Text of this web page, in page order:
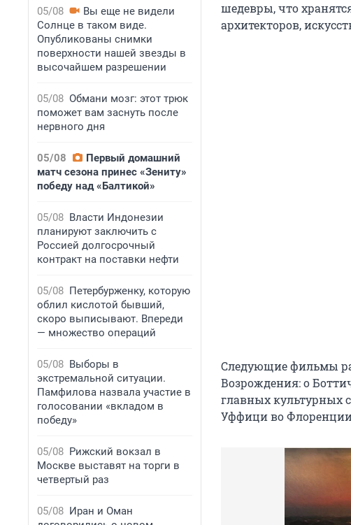
05/08
Вы еще не видели
Солнце в таком виде.
Опубликованы снимки
поверхности нашей звезды в
высочайшем разрешении
05/08 Обмани мозг: этот трюк
поможет вам заснуть после
нервного дня
05/08
Первый домашний
матч сезона принес «Зениту»
победу над «Балтикой»
05/08 Власти Индонезии
планируют заключить с
Россией долгосрочный
контракт на поставки нефти
05/08 Петербурженку, которую
облил кислотой бывший,
скоро выписывают. Впереди
— множество операций
05/08 Выборы в
экстремальной ситуации.
Памфилова назвала участие в
голосовании «вкладом в
победу»
05/08 Рижский вокзал в
Москве выставят на торги в
четвертый раз
05/08 Иран и Оман
шедевры, что
архитекторов,
Следующие фильмы
Возрождения: о
главных культурных
Уффици во